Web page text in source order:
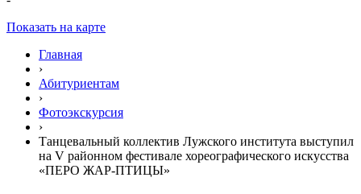
Показать на карте
Главная
›
Абитуриентам
›
Фотоэкскурсия
›
Танцевальный коллектив Лужского института выступил
на V районном фестивале хореографического искусства
«ПЕРО ЖАР-ПТИЦЫ»